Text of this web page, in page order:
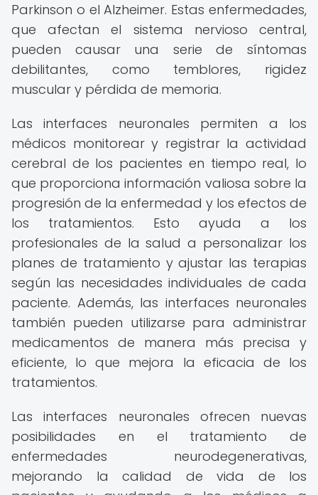
Parkinson o el Alzheimer. Estas enfermedades,
que afectan el sistema nervioso central,
pueden causar una serie de síntomas
debilitantes, como temblores, rigidez
muscular y pérdida de memoria.
Las interfaces neuronales permiten a los
médicos monitorear y registrar la actividad
cerebral de los pacientes en tiempo real, lo
que proporciona información valiosa sobre la
progresión de la enfermedad y los efectos de
los tratamientos. Esto ayuda a los
profesionales de la salud a personalizar los
planes de tratamiento y ajustar las terapias
según las necesidades individuales de cada
paciente. Además, las interfaces neuronales
también pueden utilizarse para administrar
medicamentos de manera más precisa y
eficiente, lo que mejora la eficacia de los
tratamientos.
Las interfaces neuronales ofrecen nuevas
posibilidades en el tratamiento de
enfermedades neurodegenerativas,
mejorando la calidad de vida de los